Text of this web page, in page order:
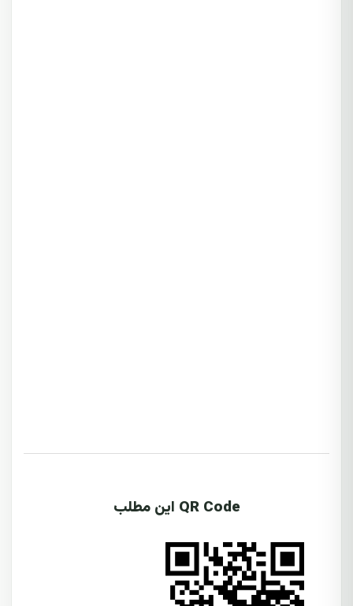
QR Code این مطلب